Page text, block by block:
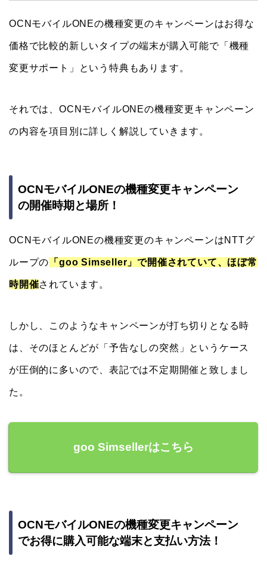
OCNモバイルONEの機種変更のキャンペーンはお得な
価格で比較的新しいタイプの端末が購入可能で「機種
変更サポート」という特典もあります。
それでは、OCNモバイルONEの機種変更キャンペーン
の内容を項目別に詳しく解説していきます。
OCNモバイルONEの機種変更キャンペーン
の開催時期と場所！
OCNモバイルONEの機種変更のキャンペーンはNTTグ
ループの 「goo Simseller」で開催されていて、ほぼ常
時開催されています。
しかし、このようなキャンペーンが打ち切りとなる時
は、そのほとんどが「予告なしの突然」というケース
が圧倒的に多いので、表記では不定期開催と致しまし
た。
goo Simsellerはこちら
OCNモバイルONEの機種変更キャンペーン
でお得に購入可能な端末と支払い方法！